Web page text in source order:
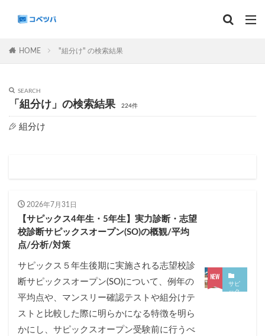
HOME "組分け" の検索結果
SEARCH
「組分け」の検索結果 224件
組分け
サピ
ック
2026年7月31日
【サピックス4年生・5年生】実力診断・志望
校診断サピックスオープン(SO)の概観/平均
点/分析/対策
サピックス５年生後期に実施される志望校診
断サピックスオープン(SO)について、例年の
平均点や、マンスリー確認テストや組分けテ
ストと比較した際に明らかになる特徴を明ら
かにし、サピックスオープン受験前に行うべ
カテゴリー
6年生 5年生 4年生 入試分析・志望校別対策
解体新書 保存版 学習法記事 テスト速報
各No(ナンバー)についての話 ケアレスミス
SAPIXデイリーチェック